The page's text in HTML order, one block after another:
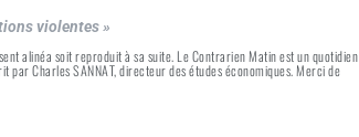
violentes »
alinéa soit reproduit à sa suite. Le Contrarien Matin est un quotidien
par Charles SANNAT, directeur des études économiques. Merci de